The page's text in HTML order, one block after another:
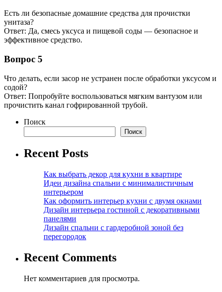
Есть ли безопасные домашние средства для прочистки
унитаза?
Ответ: Да, смесь уксуса и пищевой соды — безопасное и
эффективное средство.
Вопрос 5
Что делать, если засор не устранен после обработки уксусом и
содой?
Ответ: Попробуйте воспользоваться мягким вантузом или
прочистить канал гофрированной трубой.
Поиск
Поиск
Recent Posts
Как выбрать декор для кухни в квартире
Идеи дизайна спальни с минималистичным
интерьером
Как оформить интерьер кухни с двумя окнами
Дизайн интерьера гостиной с декоративными
панелями
Дизайн спальни с гардеробной зоной без
перегородок
Recent Comments
Нет комментариев для просмотра.